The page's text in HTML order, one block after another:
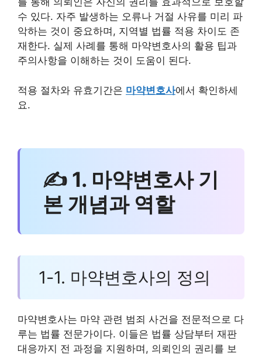
수 있다. 자주 발생하는 오류나 거절 사유를 미리 파
악하는 것이 중요하며, 지역별 법률 적용 차이도 존
재한다. 실제 사례를 통해 마약변호사의 활용 팁과
주의사항을 이해하는 것이 도움이 된다.
적용 절차와 유효기간은 마약변호사에서 확인하세
요.
✍ 1. 마약변호사 기
본 개념과 역할
1-1. 마약변호사의 정의
마약변호사는 마약 관련 범죄 사건을 전문적으로 다
루는 법률 전문가이다. 이들은 법률 상담부터 재판
대응까지 전 과정을 지원하며, 의뢰인의 권리를 보